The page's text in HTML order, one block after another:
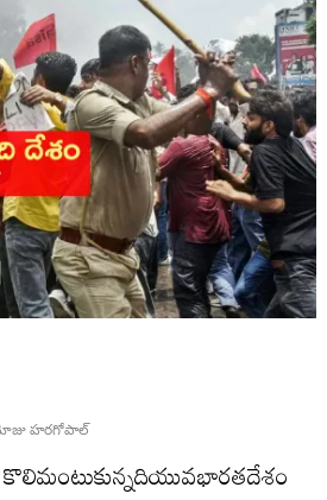
హరగోపాల్
కొలిమంటుకున్నదియువభారతదేశం